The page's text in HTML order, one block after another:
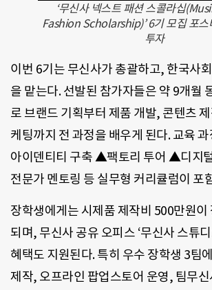
‘무신사 넥스트 패션 스콜라십
Fashion Scholarship)’ 6기 모집 포스
투자
이번 6기는 무신사가 총괄하고, 한국사
을 맡는다. 선발된 참가자들은 약 9개월
로 브랜드 기획부터 제품 개발, 콘텐츠
케팅까지 전 과정을 배우게 된다. 교육
아이덴티티 구축 ▲팩토리 투어 ▲디지
전문가 멘토링 등 실무형 커리큘럼이 포
장학생에게는 시제품 제작비 500만원이
되며, 무신사 공유 오피스 ‘무신사 스튜
혜택도 지원된다. 특히 우수 장학생 3팀
제작, 오프라인 팝업스토어 운영, 팀무신